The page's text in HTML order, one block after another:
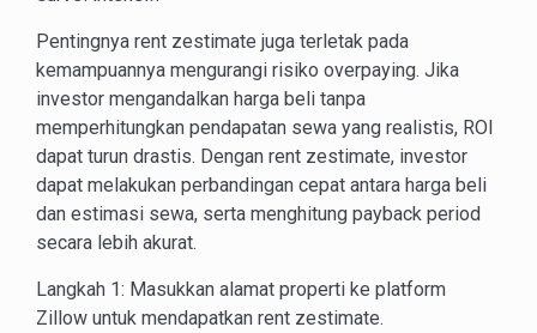
Pentingnya rent zestimate juga terletak pada
kemampuannya mengurangi risiko overpaying. Jika
investor mengandalkan harga beli tanpa
memperhitungkan pendapatan sewa yang realistis, ROI
dapat turun drastis. Dengan rent zestimate, investor
dapat melakukan perbandingan cepat antara harga beli
dan estimasi sewa, serta menghitung payback period
secara lebih akurat.
Langkah 1: Masukkan alamat properti ke platform
Zillow untuk mendapatkan rent zestimate.